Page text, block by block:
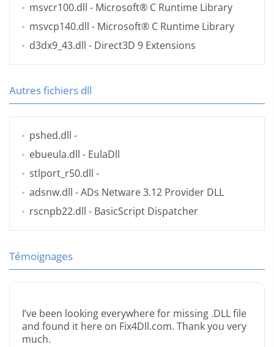
msvcr100.dll - Microsoft® C Runtime Library
msvcp140.dll - Microsoft® C Runtime Library
d3dx9_43.dll - Direct3D 9 Extensions
Autres fichiers dll
pshed.dll -
ebueula.dll - EulaDll
stlport_r50.dll -
adsnw.dll - ADs Netware 3.12 Provider DLL
rscnpb22.dll - BasicScript Dispatcher
Témoignages
I’ve been looking everywhere for missing .DLL file
and found it here on Fix4Dll.com. Thank you very
much.